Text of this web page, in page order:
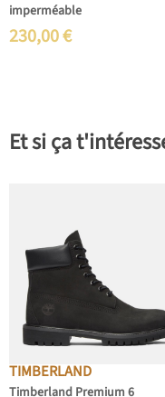
imperméable
230,00€
Et si ça
TIMBERLAND
Timberland Premium 6